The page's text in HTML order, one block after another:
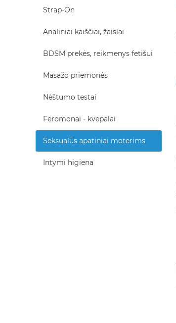
Strap-On
Analiniai kaiščiai, žaislai
BDSM prekės, reikmenys fetišui
Masažo priemonės
Nėštumo testai
Feromonai - kvepalai
Seksualūs apatiniai moterims
Intymi higiena